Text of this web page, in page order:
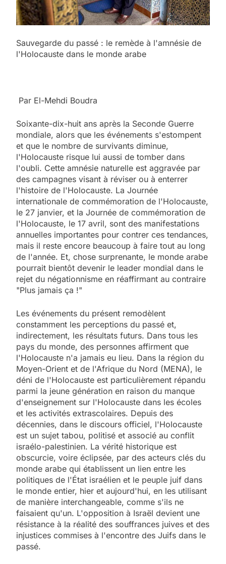
Sauvegarde du passé : le remède à l'amnésie de
l'Holocauste dans le monde arabe
Par El-Mehdi Boudra
Soixante-dix-huit ans après la Seconde Guerre
mondiale, alors que les événements s'estompent
et que le nombre de survivants diminue,
l'Holocauste risque lui aussi de tomber dans
l'oubli. Cette amnésie naturelle est aggravée par
des campagnes visant à réviser ou à enterrer
l'histoire de l'Holocauste. La Journée
internationale de commémoration de l'Holocauste,
le 27 janvier, et la Journée de commémoration de
l'Holocauste, le 17 avril, sont des manifestations
annuelles importantes pour contrer ces tendances,
mais il reste encore beaucoup à faire tout au long
de l'année. Et, chose surprenante, le monde arabe
pourrait bientôt devenir le leader mondial dans le
rejet du négationnisme en réaffirmant au contraire
"Plus jamais ça !"
Les événements du présent remodèlent
constamment les perceptions du passé et,
indirectement, les résultats futurs. Dans tous les
pays du monde, des personnes affirment que
l'Holocauste n'a jamais eu lieu. Dans la région du
Moyen-Orient et de l'Afrique du Nord (MENA), le
déni de l'Holocauste est particulièrement répandu
parmi la jeune génération en raison du manque
d'enseignement sur l'Holocauste dans les écoles
et les activités extrascolaires. Depuis des
décennies, dans le discours officiel, l'Holocauste
est un sujet tabou, politisé et associé au conflit
israélo-palestinien. La vérité historique est
obscurcie, voire éclipsée, par des acteurs clés du
monde arabe qui établissent un lien entre les
politiques de l'État israélien et le peuple juif dans
le monde entier, hier et aujourd'hui, en les utilisant
de manière interchangeable, comme s'ils ne
faisaient qu'un. L'opposition à Israël devient une
résistance à la réalité des souffrances juives et des
injustices commises à l'encontre des Juifs dans le
passé.